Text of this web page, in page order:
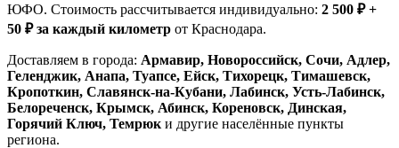
ЮФО. Стоимость рассчитывается индивидуально: 2 500 ₽ +
50 ₽ за каждый километр от Краснодара.
Доставляем в города: Армавир, Новороссийск, Сочи, Адлер,
Геленджик, Анапа, Туапсе, Ейск, Тихорецк, Тимашевск,
Кропоткин, Славянск-на-Кубани, Лабинск, Усть-Лабинск,
Белореченск, Крымск, Абинск, Кореновск, Динская,
Горячий Ключ, Темрюк и другие населённые пункты
региона.